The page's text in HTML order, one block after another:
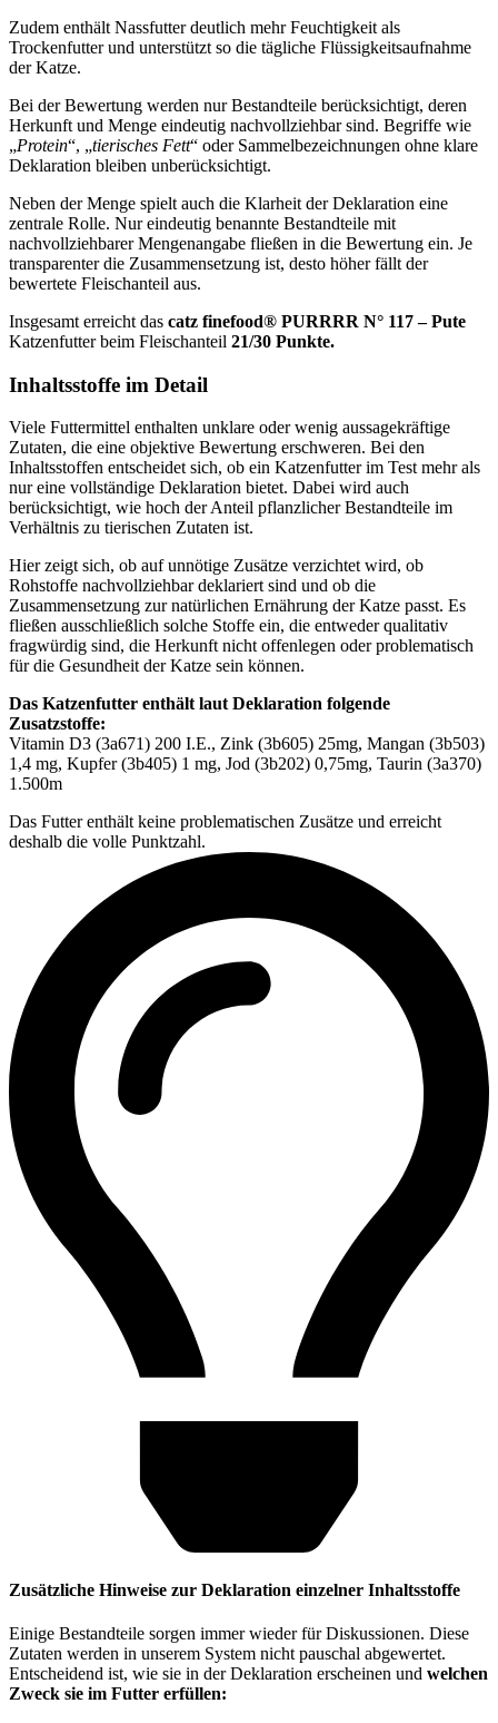
Zudem enthält Nassfutter deutlich mehr Feuchtigkeit als
Trockenfutter und unterstützt so die tägliche Flüssigkeitsaufnahme
der Katze.
Bei der Bewertung werden nur Bestandteile berücksichtigt, deren
Herkunft und Menge eindeutig nachvollziehbar sind. Begriffe wie
„Protein“, „tierisches Fett“ oder Sammelbezeichnungen ohne klare
Deklaration bleiben unberücksichtigt.
Neben der Menge spielt auch die Klarheit der Deklaration eine
zentrale Rolle. Nur eindeutig benannte Bestandteile mit
nachvollziehbarer Mengenangabe fließen in die Bewertung ein. Je
transparenter die Zusammensetzung ist, desto höher fällt der
bewertete Fleischanteil aus.
Insgesamt erreicht das catz finefood® PURRRR N° 117 – Pute
Katzenfutterbeim Fleischanteil 21/30 Punkte.
Inhaltsstoffe im Detail
Viele Futtermittel enthalten unklare oder wenig aussagekräftige
Zutaten, die eine objektive Bewertung erschweren. Bei den
Inhaltsstoffen entscheidet sich, ob ein Katzenfutter im Test mehr als
nur eine vollständige Deklaration bietet. Dabei wird auch
berücksichtigt, wie hoch der Anteil pflanzlicher Bestandteile im
Verhältnis zu tierischen Zutaten ist.
Hier zeigt sich, ob auf unnötige Zusätze verzichtet wird, ob
Rohstoffe nachvollziehbar deklariert sind und ob die
Zusammensetzung zur natürlichen Ernährung der Katze passt. Es
fließen ausschließlich solche Stoffe ein, die entweder qualitativ
fragwürdig sind, die Herkunft nicht offenlegen oder problematisch
für die Gesundheit der Katze sein können.
Das Katzenfutter enthält laut Deklaration folgende
Zusatzstoffe:
Vitamin D3 (3a671) 200 I.E., Zink (3b605) 25mg, Mangan (3b503)
1,4 mg, Kupfer (3b405) 1 mg, Jod (3b202) 0,75mg, Taurin (3a370)
1.500m
Das Futter enthält keine problematischen Zusätze und erreicht
deshalb die volle Punktzahl.
Zusätzliche Hinweise zur Deklaration einzelner Inhaltsstoffe
Einige Bestandteile sorgen immer wieder für Diskussionen. Diese
Zutaten werden in unserem System nicht pauschal abgewertet.
Entscheidend ist, wie sie in der Deklaration erscheinen und welchen
Zweck sie im Futter erfüllen: